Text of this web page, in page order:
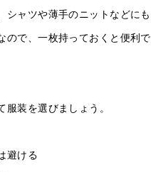
シャツや薄手のニットなどにも
ので、一枚持っておくと便利で
装を選びましょう。
避ける